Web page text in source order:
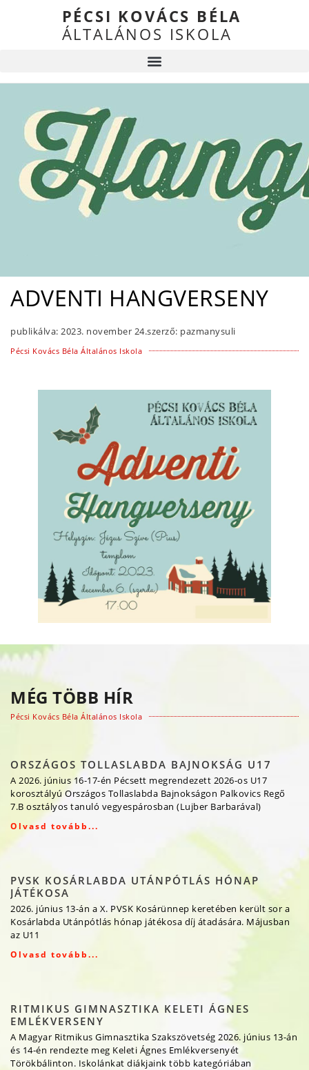
PÉCSI KOVÁCS BÉLA
ÁLTALÁNOS ISKOLA
ADVENTI HANGVERSENY
publikálva: 2023. november 24.szerző: pazmanysuli
Pécsi Kovács Béla Általános Iskola
MÉG TÖBB HÍR
Pécsi Kovács Béla Általános Iskola
ORSZÁGOS TOLLASLABDA BAJNOKSÁG U17
A 2026. június 16-17-én Pécsett megrendezett 2026-os U17
korosztályú Országos Tollaslabda Bajnokságon Palkovics Regő
7.B osztályos tanuló vegyespárosban (Lujber Barbarával)
Olvasd tovább...
PVSK KOSÁRLABDA UTÁNPÓTLÁS HÓNAP
JÁTÉKOSA
2026. június 13-án a X. PVSK Kosárünnep keretében került sor a
Kosárlabda Utánpótlás hónap játékosa díj átadására. Májusban
az U11
Olvasd tovább...
RITMIKUS GIMNASZTIKA KELETI ÁGNES
EMLÉKVERSENY
A Magyar Ritmikus Gimnasztika Szakszövetség 2026. június 13-án
és 14-én rendezte meg Keleti Ágnes Emlékversenyét
Törökbálinton. Iskolánkat diákjaink több kategóriában